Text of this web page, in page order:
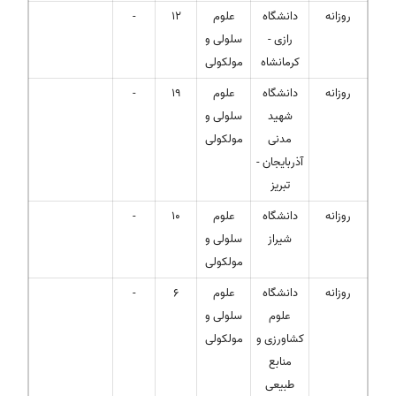
روزانه
دانشگاه
رازی -
کرمانشاه
علوم
سلولی و
مولکولی
12
-
روزانه
دانشگاه
شهید
مدنی
آذربایجان -
تبریز
علوم
سلولی و
مولکولی
19
-
روزانه
دانشگاه
شیراز
علوم
سلولی و
مولکولی
10
-
روزانه
دانشگاه
علوم
کشاورزی و
منابع
طبیعی
علوم
سلولی و
مولکولی
6
-